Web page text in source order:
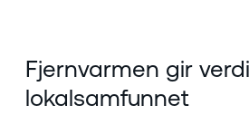
Fjernvarmen gir
lokalsamfunnet